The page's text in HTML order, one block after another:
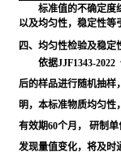
标准值的不确定度
以及均匀性，稳定性等
四、均匀性检验及稳定
依据JJF1343-
后的样品进行随机抽样
明，本标准物质均匀
有效期60个月， 研制
发现量值变化，将及时